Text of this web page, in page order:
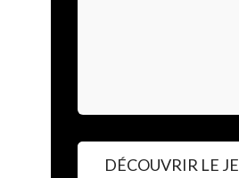
DÉCOUVRIR LE